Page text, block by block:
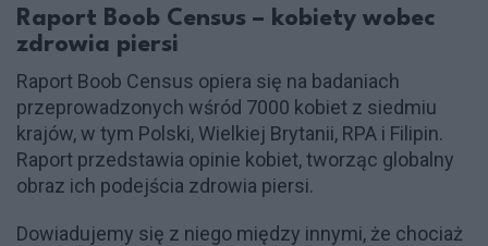
Raport Boob Census – kobiety wobec
zdrowia piersi
Raport Boob Census opiera się na badaniach
przeprowadzonych wśród 7000 kobiet z siedmiu
krajów, w tym Polski, Wielkiej Brytanii, RPA i Filipin.
Raport przedstawia opinie kobiet, tworząc globalny
obraz ich podejścia zdrowia piersi.
Dowiadujemy się z niego między innymi, że chociaż